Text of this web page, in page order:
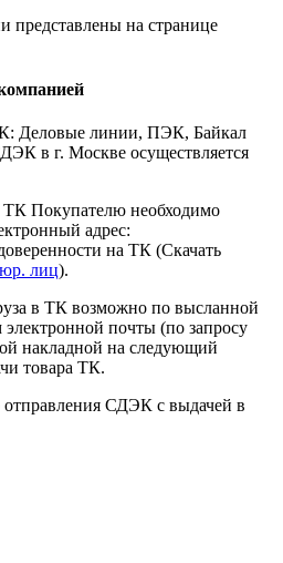
представлены на странице
Деловые линии, ПЭК, Байкал
в г. Москве осуществляется
ТК Покупателю необходимо
адрес:
на ТК (Скачать
лиц).
в ТК возможно по высланной
почты (по запросу
накладной на следующий
товара ТК.
СДЭК с выдачей в